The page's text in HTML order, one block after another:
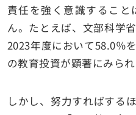
責任を強く意識するこ
ん。たとえば、文部科学
2023年度において58.0％
の教育投資が顕著にみられ
しかし、努力すればする